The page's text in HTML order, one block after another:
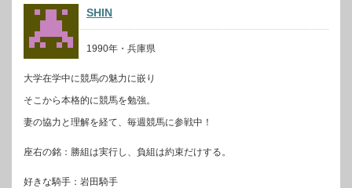
SHIN
1990年・兵庫県
大学在学中に競馬の魅力に嵌り
そこから本格的に競馬を勉強。
妻の協力と理解を経て、毎週競馬に参戦中！
座右の銘：勝組は実行し、負組は約束だけする。
好きな騎手：岩田騎手